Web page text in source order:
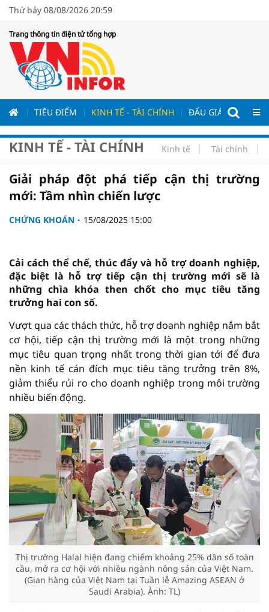
Thứ bảy 08/08/2026 20:59
Trang thông tin điện tử tổng hợp
TIÊU ĐIỂM KINH TẾ - TÀI CHÍNH ĐẤU GIÁ - ĐẤU
KINH TẾ - TÀI CHÍNH Kinh tế Tài chính
Giải pháp đột phá tiếp cận thị trường
mới: Tầm nhìn chiến lược
CHỨNG KHOÁN 15/08/2025 15:00
Cải cách thể chế, thúc đẩy và hỗ trợ doanh nghiệp,
đặc biệt là hỗ trợ tiếp cận thị trường mới sẽ là
những chìa khóa then chốt cho mục tiêu tăng
trưởng hai con số.
Vượt qua các thách thức, hỗ trợ doanh nghiệp nắm bắt
cơ hội, tiếp cận thị trường mới là một trong những
mục tiêu quan trọng nhất trong thời gian tới để đưa
nền kinh tế cán đích mục tiêu tăng trưởng trên 8%,
giảm thiểu rủi ro cho doanh nghiệp trong môi trường
nhiều biến động.
Thị trường Halal hiện đang chiếm khoảng 25% dân số toàn
cầu, mở ra cơ hội với nhiều ngành nông sản của Việt Nam.
(Gian hàng của Việt Nam tại Tuần lễ Amazing ASEAN ở
Saudi Arabia). Ảnh: TL)